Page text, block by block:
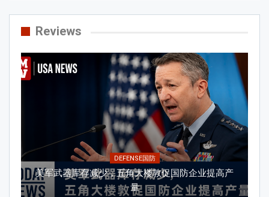
Reviews
DEFENSE国防
美军武器库存减少，五角大楼敦促国防企业提高产
量